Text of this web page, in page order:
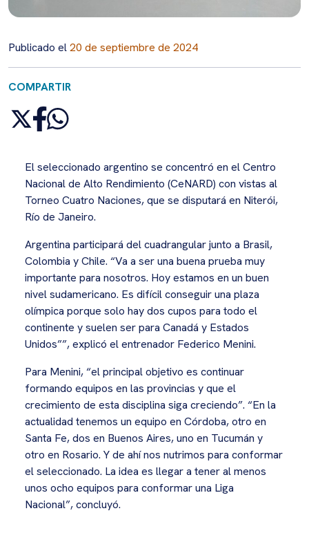
Publicado el20 de septiembre de 2024
COMPARTIR
El seleccionado argentino se concentró en el Centro
Nacional de Alto Rendimiento (CeNARD) con vistas al
Torneo Cuatro Naciones, que se disputará en Niterói,
Río de Janeiro.
Argentina participará del cuadrangular junto a Brasil,
Colombia y Chile. “Va a ser una buena prueba muy
importante para nosotros. Hoy estamos en un buen
nivel sudamericano. Es difícil conseguir una plaza
olímpica porque solo hay dos cupos para todo el
continente y suelen ser para Canadá y Estados
Unidos””, explicó el entrenador Federico Menini.
Para Menini, “el principal objetivo es continuar
formando equipos en las provincias y que el
crecimiento de esta disciplina siga creciendo”. “En la
actualidad tenemos un equipo en Córdoba, otro en
Santa Fe, dos en Buenos Aires, uno en Tucumán y
otro en Rosario. Y de ahí nos nutrimos para conformar
el seleccionado. La idea es llegar a tener al menos
unos ocho equipos para conformar una Liga
Nacional”, concluyó.